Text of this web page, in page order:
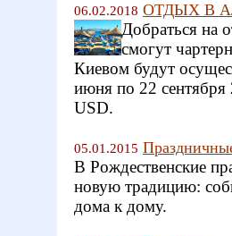
06.02.2018 ОТДЫХ В
Добраться на
смогут
Киевом будут
июня по 22 сентября
USD.
05.01.2015
В Рождественские
новую традицию:
дома к дому.